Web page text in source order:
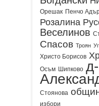
Орешак Пенчо
Розалина
Веселинов
Спасов Троян
Христо Борисов
Осъм
Шипково
Стоянова
избори